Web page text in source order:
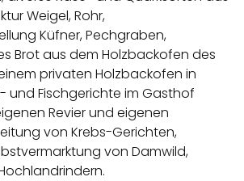
Weigel, Rohr,
Küfner, Pechgraben,
Brot aus dem Holzbackofen des
privaten Holzbackofen in
und Fischgerichte im Gasthof
Revier und eigenen
von Krebs-Gerichten,
von Damwild,